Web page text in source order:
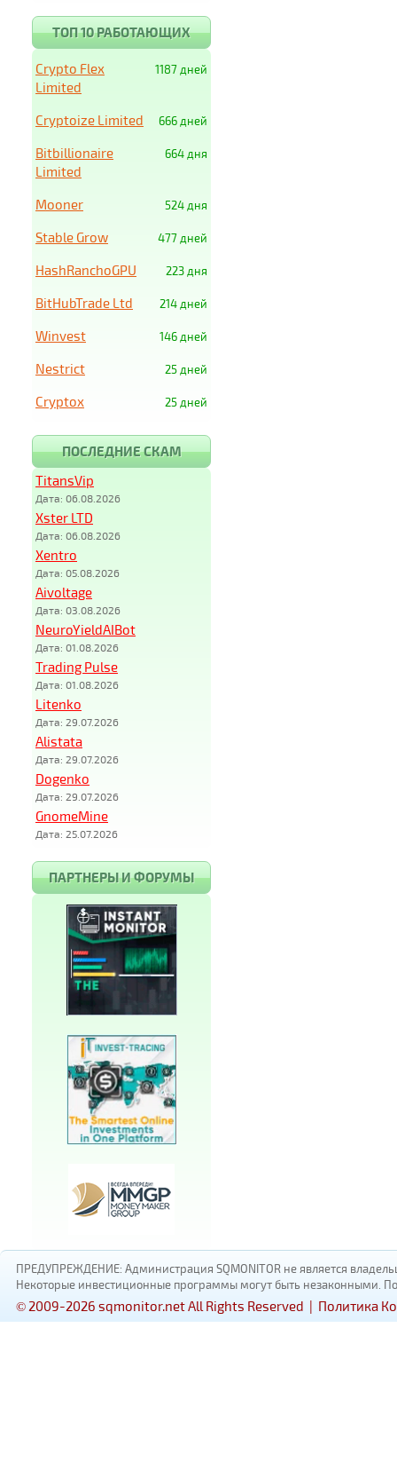
ТОП 10 РАБОТАЮЩИХ
1187 дней
Crypto Flex
Limited
666 дней
Cryptoize Limited
664 дня
Bitbillionaire
Limited
524 дня
Mooner
477 дней
Stable Grow
223 дня
HashRanchoGPU
214 дней
BitHubTrade Ltd
146 дней
Winvest
25 дней
Nestrict
25 дней
Cryptox
ПОСЛЕДНИЕ СКАМ
TitansVip
Дата: 06.08.2026
Xster LTD
Дата: 06.08.2026
Xentro
Дата: 05.08.2026
Aivoltage
Дата: 03.08.2026
NeuroYieldAIBot
Дата: 01.08.2026
Trading Pulse
Дата: 01.08.2026
Litenko
Дата: 29.07.2026
Alistata
Дата: 29.07.2026
Dogenko
Дата: 29.07.2026
GnomeMine
Дата: 25.07.2026
ПАРТНЕРЫ И ФОРУМЫ
ПРЕДУПРЕЖДЕНИЕ: Администрация SQMONITOR не является
Некоторые инвестиционные программы могут быть незаконными.
© 2009-2026 sqmonitor.net All Rights Reserved | Политика